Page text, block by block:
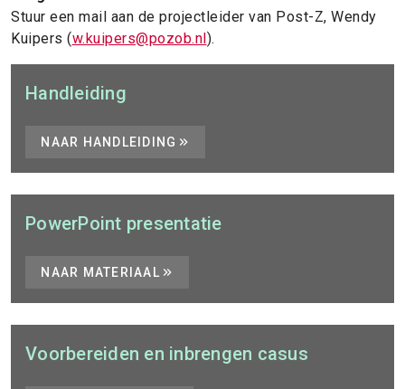
Stuur een mail aan de projectleider van Post-Z, Wendy
Kuipers (w.kuipers@pozob.nl).
Handleiding
NAAR HANDLEIDING
PowerPoint presentatie
NAAR MATERIAAL
Voorbereiden en inbrengen casus